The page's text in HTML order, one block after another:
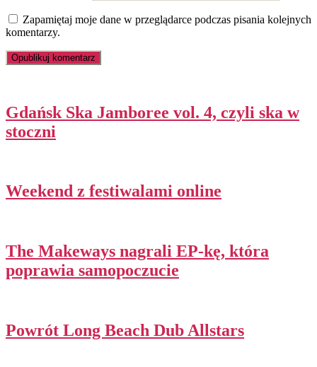
Zapamiętaj moje dane w przeglądarce podczas pisania kolejnych
komentarzy.
Gdańsk Ska Jamboree vol. 4, czyli ska w
stoczni
Weekend z festiwalami online
The Makeways nagrali EP-kę, która
poprawia samopoczucie
Powrót Long Beach Dub Allstars